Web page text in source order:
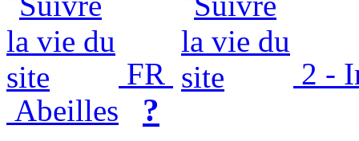
FR
2 -
Abeilles
?